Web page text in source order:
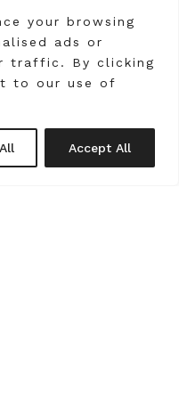
your browsing
ads or
traffic. By clicking
to our use of
Accept All
desde
das